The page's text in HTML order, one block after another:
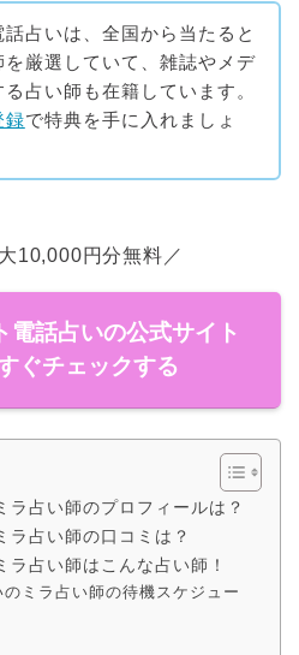
占いは、全国から当たると
を厳選していて、雑誌やメデ
占い師も在籍しています。
録で特典を手に入れましょ
10,000円分無料／
電話占いの公式サイト
ぐチェックする
ラ占い師のプロフィールは？
ラ占い師の口コミは？
占い師はこんな占い師！
ミラ占い師の待機スケジュー